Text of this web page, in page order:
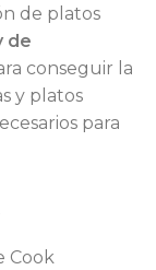
de platos
de
conseguir la
y platos
para
Cook